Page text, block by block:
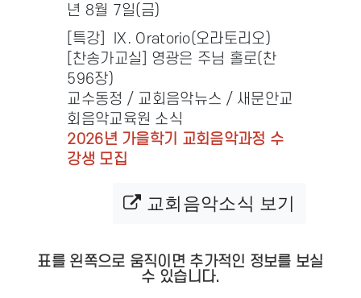
년 8월 7일(금)
[특강] IX. Oratorio(오라토리오)
[찬송가교실] 영광은 주님 홀로(찬
596장)
교수동정 / 교회음악뉴스 / 새문안교
회음악교육원 소식
2026년 가을학기 교회음악과정 수
강생 모집
교회음악소식 보기
표를 왼쪽으로 움직이면 추가적인 정보를 보실
수 있습니다.